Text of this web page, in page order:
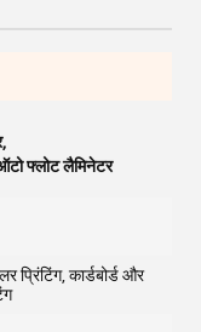
,
फ्लोट लैमिनेटर
प्रिंटिंग, कार्डबोर्ड और